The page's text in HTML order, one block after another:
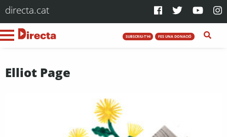
directa.cat
SUBSCRIU-T'HI FES UNA DONACIÓ
Elliot Page